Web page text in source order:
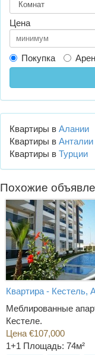
Цена
Покупка
Квартиры в Алании
Квартиры в Анталии
Квартиры в Турции
Похожие
Квартира - Кестель,
Меблированные
Кестеле.
Цена €107,000
1+1 Площадь: 74м²